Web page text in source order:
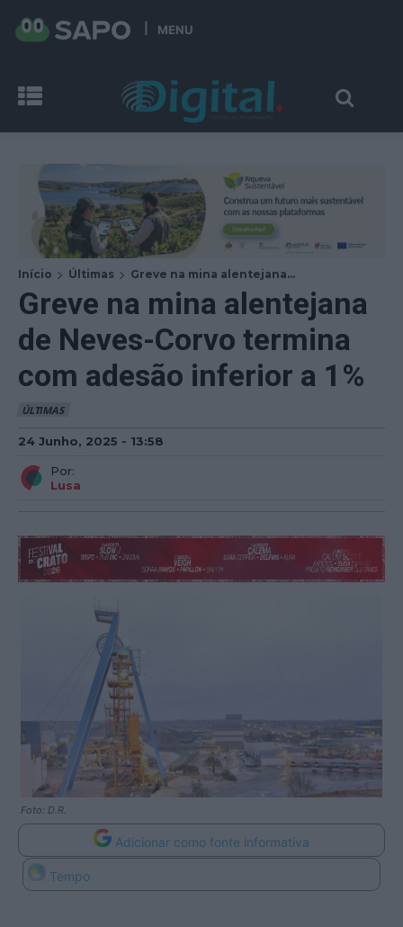
MENU
Início Últimas Greve na mina alentejana...
Greve na mina alentejana
de Neves-Corvo termina
com adesão inferior a 1%
ÚLTIMAS
24 Junho, 2025 - 13:58
Por:
Lusa
Foto: D.R.
Adicionar como fonte informativa
Tempo